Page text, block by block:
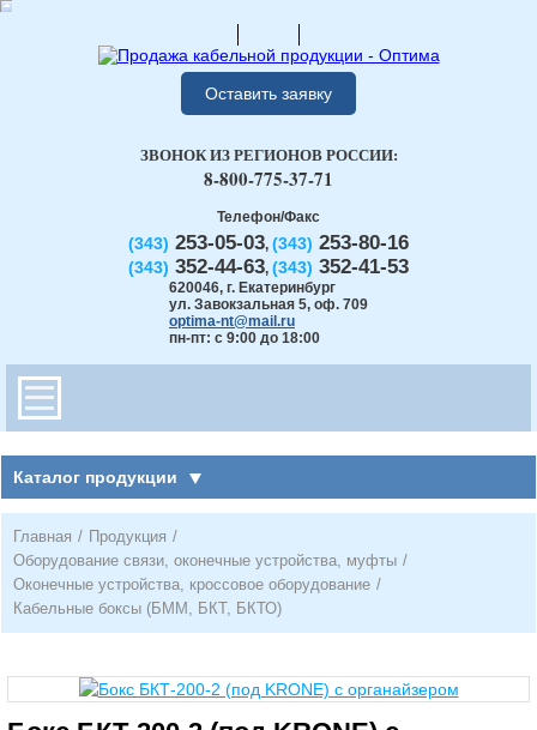
Оставить заявку
Телефон/Факс
(343) 253-05-03, (343) 253-80-16
(343) 352-44-63, (343) 352-41-53
620046, г. Екатеринбург
ул. Завокзальная 5, оф. 709
optima-nt@mail.ru
пн-пт: с 9:00 до 18:00
ЗВОНОК ИЗ РЕГИОНОВ РОССИИ:
8-800-775-37-71
Каталог продукции
Главная / Продукция /
Оборудование связи, оконечные устройства, муфты /
Оконечные устройства, кроссовое оборудование /
Кабельные боксы (БММ, БКТ, БКТО)